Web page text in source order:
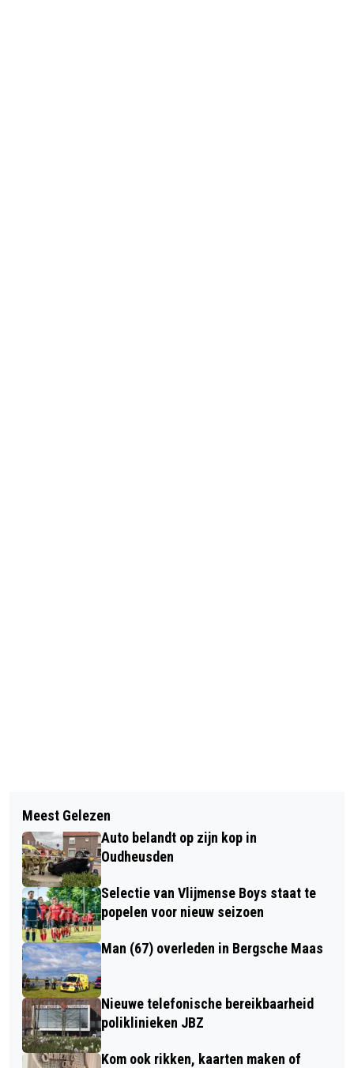
DORPSWANDELING VLIJMEN-
MELIESTRAAT ZONDAG 14 NOVEMBER
INSCHIJVING KUIJKSE STRATENLOOP
2022 GESTART
Meest Gelezen
Auto belandt op zijn kop in
Oudheusden
Selectie van Vlijmense Boys staat te
popelen voor nieuw seizoen
Man (67) overleden in Bergsche Maas
Nieuwe telefonische bereikbaarheid
poliklinieken JBZ
Kom ook rikken, kaarten maken of